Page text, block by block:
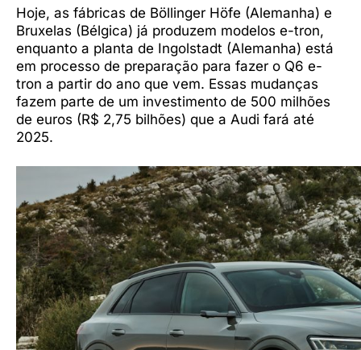
Hoje, as fábricas de Böllinger Höfe (Alemanha) e
Bruxelas (Bélgica) já produzem modelos e-tron,
enquanto a planta de Ingolstadt (Alemanha) está
em processo de preparação para fazer o Q6 e-
tron a partir do ano que vem. Essas mudanças
fazem parte de um investimento de 500 milhões
de euros (R$ 2,75 bilhões) que a Audi fará até
2025.